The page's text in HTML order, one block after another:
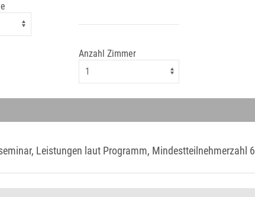
Anzahl Zimmer
Leistungen laut Programm, Mindestteilnehmerzahl 6